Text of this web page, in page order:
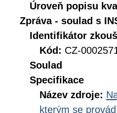
Úroveň popisu
Zpráva - soulad s
Identifikátor
Kód: CZ-
Soulad
Specifikace
Název zdroje:
kterým se